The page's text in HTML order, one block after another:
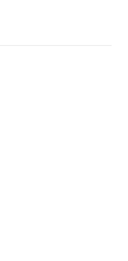
Gatica: